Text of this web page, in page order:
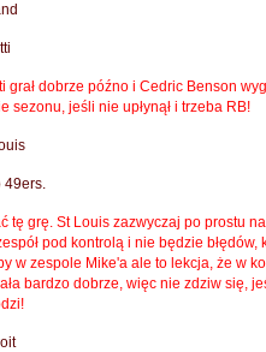
grał dobrze późno i Cedric Benson
sezonu, jeśli nie upłynął i trzeba RB!
49ers.
tę grę. St Louis zazwyczaj po prostu
pod kontrolą i nie będzie błędów,
w zespole Mike'a ale to lekcja, że w
bardzo dobrze, więc nie zdziw się,